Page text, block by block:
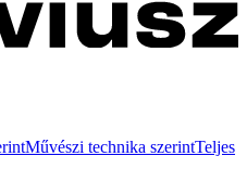
Művészi technika szerintTeljes